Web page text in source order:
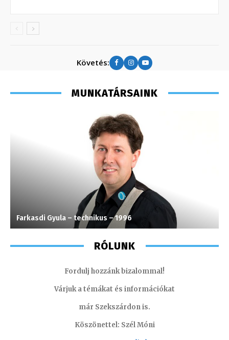
Követés:
MUNKATÁRSAINK
Farkasdi Gyula – technikus – 1996
RÓLUNK
Fordulj hozzánk bizalommal!
Várjuk a témákat és információkat
már Szekszárdon is.
Köszönettel: Szél Móni